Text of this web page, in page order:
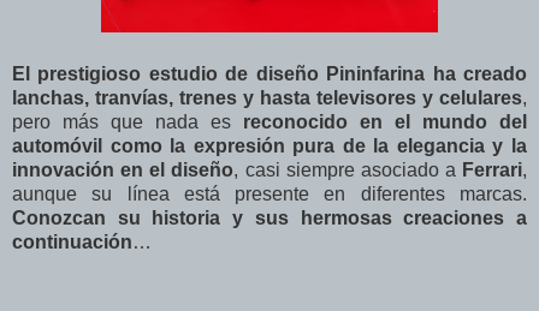
El prestigioso estudio de diseño Pininfarina ha creado
lanchas, tranvías, trenes y hasta televisores y celulares,
pero más que nada es reconocido en el mundo del
automóvil como la expresión pura de la elegancia y la
innovación en el diseño, casi siempre asociado a Ferrari,
aunque su línea está presente en diferentes marcas.
Conozcan su historia y sus hermosas creaciones a
continuación…